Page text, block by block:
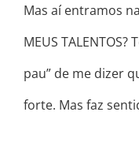
Mas aí entramos
MEUS
pau” de me dizer
forte. Mas faz